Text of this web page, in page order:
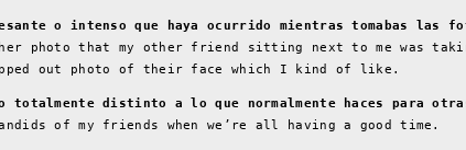
o intenso que haya ocurrido mientras tomabas
photo that my other friend sitting next to me was
out photo of their face which I kind of like.
distinto a lo que normalmente haces para
of my friends when we’re all having a good time.